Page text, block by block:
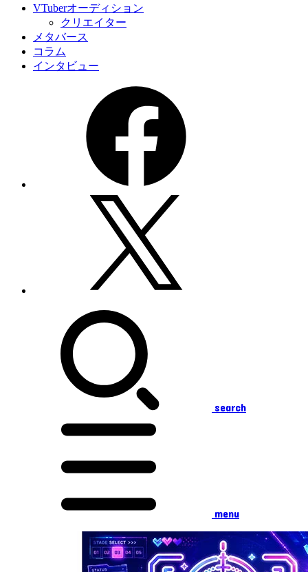
VTuberオーディション
クリエイター
メタバース
コラム
インタビュー
search
menu